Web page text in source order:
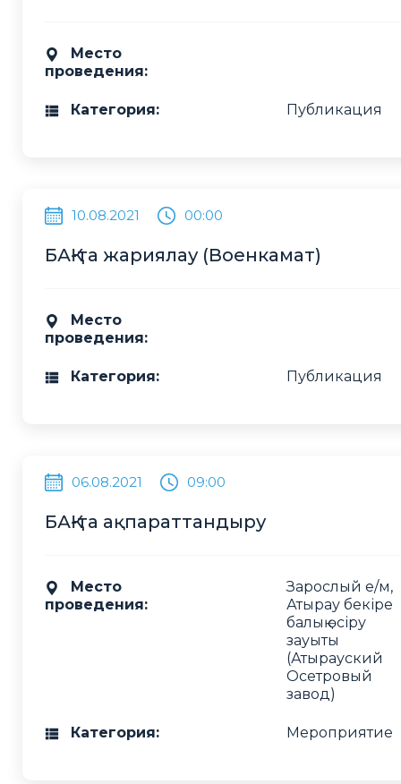
Место
проведения:
Категория: Публикация
10.08.2021 00:00
БАҚ-та жариялау (Военкамат)
Место
проведения:
Категория: Публикация
06.08.2021 09:00
БАҚ-та ақпараттандыру
Место
проведения:
Зарослый е/м,
Атырау бекіре
балық өсіру
зауыты
(Атырауский
Осетровый
завод)
Категория: Мероприятие